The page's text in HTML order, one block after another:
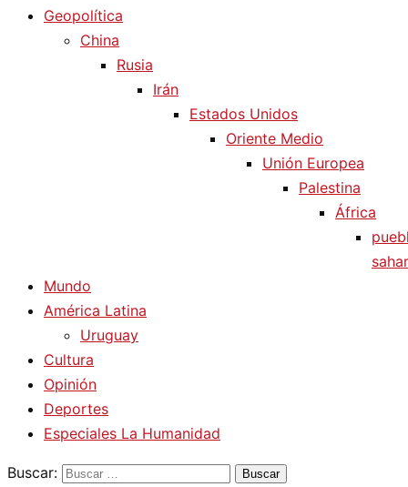
Geopolítica
China
Rusia
Irán
Estados Unidos
Oriente Medio
Unión Europea
Palestina
África
Mundo
América Latina
Uruguay
Cultura
Opinión
Deportes
Especiales La Humanidad
Buscar: